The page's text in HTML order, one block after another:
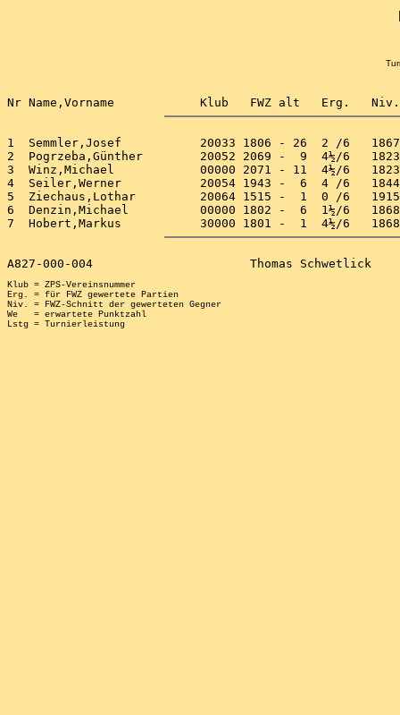
1  Semmler,Josef           20033 1806 - 26  2 /6
2  Pogrzeba,Günther        20052 2069 -  9  4½/6
3  Winz,Michael            00000 2071 - 11  4½/6
4  Seiler,Werner           20054 1943 -  6  4 /6   1844
5  Ziechaus,Lothar         20064 1515 -  1  0 /6
6  Denzin,Michael          00000 1802 -  6  1½/6
Klub = ZPS-Vereinsnummer
Erg. = für FWZ gewertete Partien
Niv. = FWZ-Schnitt der gewerteten Gegner
We   = erwartete Punktzahl